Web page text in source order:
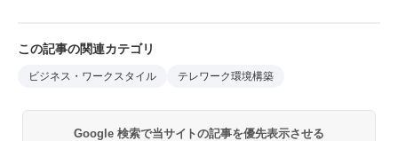
この記事の関連カテゴリ
ビジネス・ワークスタイル テレワーク環境構築
Google 検索で当サイトの記事を優先表示させる